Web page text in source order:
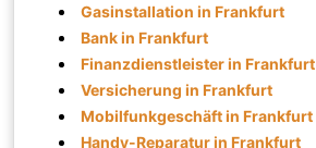
Gasinstallation in Frankfurt
Bank in Frankfurt
Finanzdienstleister in Frankfurt
Versicherung in Frankfurt
Mobilfunkgeschäft in Frankfurt
Handy-Reparatur in Frankfurt